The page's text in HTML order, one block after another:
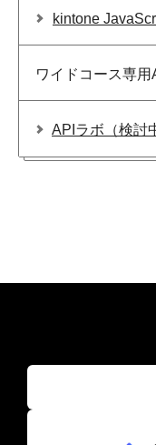
kintone
ワイドコース専用
APIラボ​（検討